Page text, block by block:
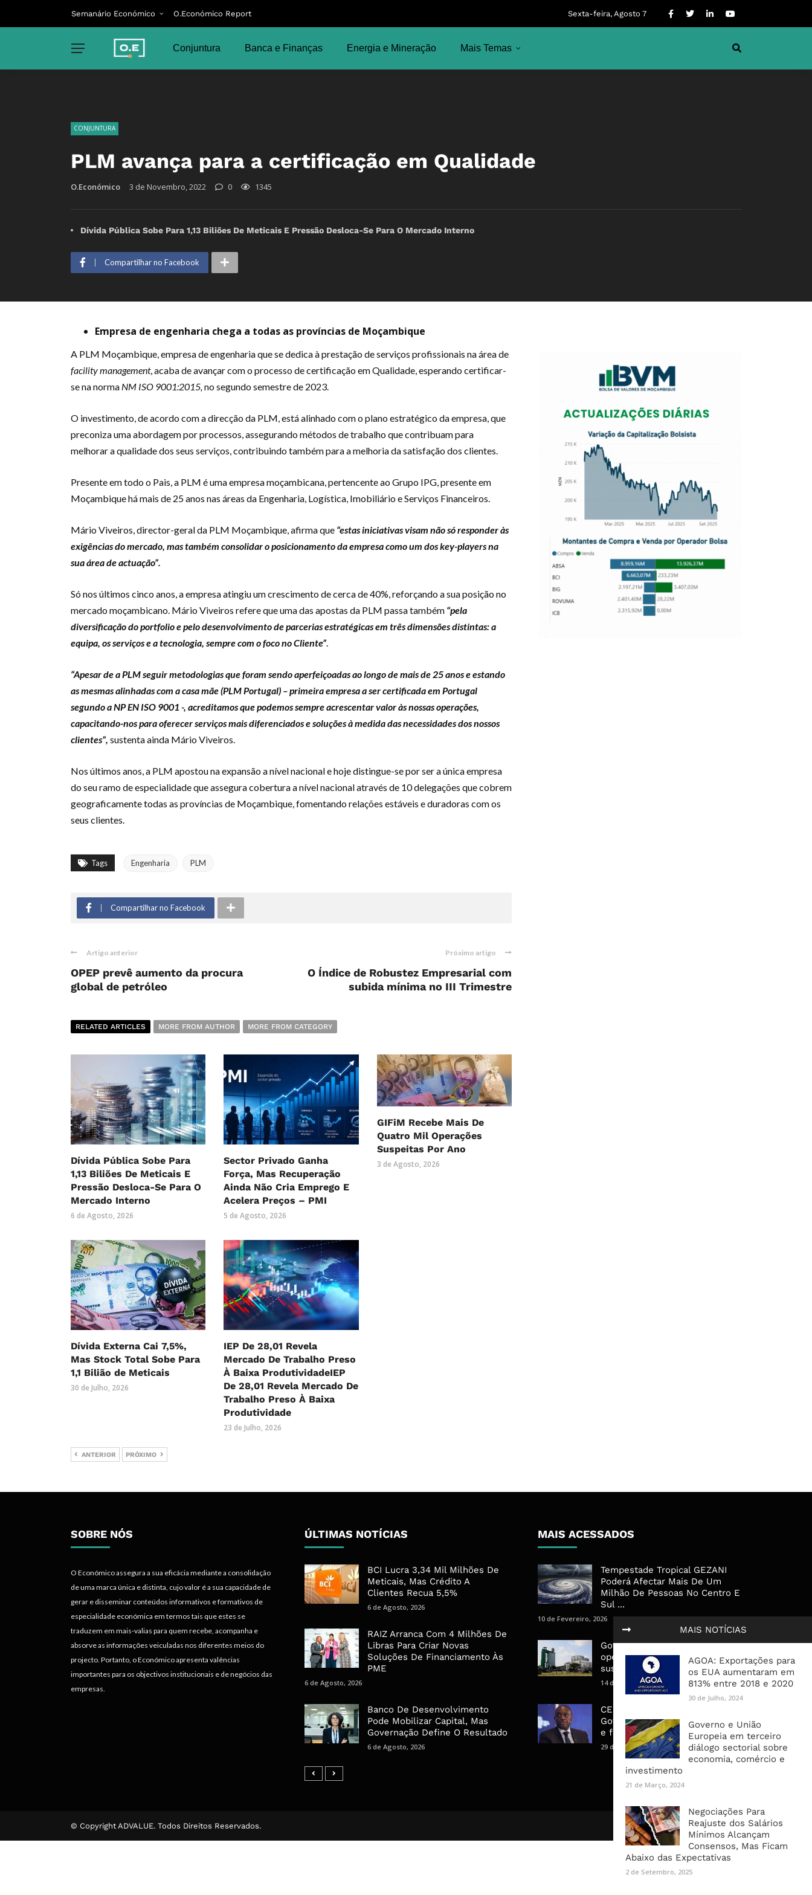
Semanário Económico O.Económico Report Sexta-feira, Agosto 7
Conjuntura Banca e Finanças Energia e Mineração Mais Temas
CONJUNTURA
PLM avança para a certificação em Qualidade
O.Económico 3 de Novembro, 2022 0 1345
Dívida Pública Sobe Para 1,13 Biliões De Meticais E Pressão Desloca-Se Para O Mercado Interno
Compartilhar no Facebook
Empresa de engenharia chega a todas as províncias de Moçambique
A PLM Moçambique, empresa de engenharia que se dedica à prestação de serviços profissionais na área de
facility management, acaba de avançar com o processo de certificação em Qualidade, esperando certificar-
se na norma NM ISO 9001:2015,no segundo semestre de 2023.
O investimento, de acordo com a direcção da PLM, está alinhado com o plano estratégico da empresa, que
preconiza uma abordagem por processos, assegurando métodos de trabalho que contribuam para
melhorar a qualidade dos seus serviços, contribuindo também para a melhoria da satisfação dos clientes.
Presente em todo o Pais, a PLM é uma empresa moçambicana, pertencente ao Grupo IPG, presente em
Moçambique há mais de 25 anos nas áreas da Engenharia, Logística, Imobiliário e Serviços Financeiros.
Mário Viveiros, director-geral da PLM Moçambique, afirma que “estas iniciativas visam não só responder às
exigências do mercado, mas também consolidar o posicionamento da empresa como um dos key-players na
sua área de actuação”.
Só nos últimos cinco anos, a empresa atingiu um crescimento de cerca de 40%, reforçando a sua posição no
mercado moçambicano. Mário Viveiros refere que uma das apostas da PLM passa também “pela
diversificação do portfolio e pelo desenvolvimento de parcerias estratégicas em três dimensões distintas: a
equipa, os serviços e a tecnologia, sempre com o foco no Cliente”.
“Apesar de a PLM seguir metodologias que foram sendo aperfeiçoadas ao longo de mais de 25 anos e estando
as mesmas alinhadas com a casa mãe (PLM Portugal) – primeira empresa a ser certificada em Portugal
segundo a NP EN ISO 9001 -, acreditamos que podemos sempre acrescentar valor às nossas operações,
capacitando-nos para oferecer serviços mais diferenciados e soluções à medida das necessidades dos nossos
clientes”, sustenta ainda Mário Viveiros.
Nos últimos anos, a PLM apostou na expansão a nível nacional e hoje distingue-se por ser a única empresa
do seu ramo de especialidade que assegura cobertura a nível nacional através de 10 delegações que cobrem
geograficamente todas as províncias de Moçambique, fomentando relações estáveis e duradoras com os
seus clientes.
Tags Engenharia PLM
Compartilhar no Facebook
Artigo anterior
OPEP prevê aumento da procura
global de petróleo
Próximo artigo
O Índice de Robustez Empresarial com
subida mínima no III Trimestre
RELATED ARTICLES MORE FROM AUTHOR MORE FROM CATEGORY
Dívida Pública Sobe Para
1,13 Biliões De Meticais E
Pressão Desloca-Se Para O
Mercado Interno
6 de Agosto, 2026
Sector Privado Ganha
Força, Mas Recuperação
Ainda Não Cria Emprego E
Acelera Preços – PMI
5 de Agosto, 2026
GIFiM Recebe Mais De
Quatro Mil Operações
Suspeitas Por Ano
3 de Agosto, 2026
Dívida Externa Cai 7,5%,
Mas Stock Total Sobe Para
1,1 Bilião de Meticais
30 de Julho, 2026
IEP De 28,01 Revela
Mercado De Trabalho Preso
À Baixa ProdutividadeIEP
De 28,01 Revela Mercado De
Trabalho Preso À Baixa
Produtividade
23 de Julho, 2026
ANTERIOR PRÓXIMO
MAIS NOTÍCIAS
AGOA: Exportações para
os EUA aumentaram em
813% entre 2018 e 2020
30 de Julho, 2024
Governo e União
Europeia em terceiro
diálogo sectorial sobre
economia, comércio e
investimento
21 de Março, 2024
Negociações Para
Reajuste dos Salários
Mínimos Alcançam
Consensos, Mas Ficam
Abaixo das Expectativas
2 de Setembro, 2025
SOBRE NÓS
O Económico assegura a sua eficácia mediante a consolidação
de uma marca única e distinta, cujo valor é a sua capacidade de
gerar e disseminar conteúdos informativos e formativos de
especialidade económica em termos tais que estes se
traduzem em mais-valias para quem recebe, acompanha e
absorve as informações veiculadas nos diferentes meios do
projecto. Portanto, o Económico apresenta valências
importantes para os objectivos institucionais e de negócios das
empresas.
ÚLTIMAS NOTÍCIAS
BCI Lucra 3,34 Mil Milhões De
Meticais, Mas Crédito A
Clientes Recua 5,5%
6 de Agosto, 2026
RAIZ Arranca Com 4 Milhões De
Libras Para Criar Novas
Soluções De Financiamento Às
PME
6 de Agosto, 2026
Banco De Desenvolvimento
Pode Mobilizar Capital, Mas
Governação Define O Resultado
6 de Agosto, 2026
MAIS ACESSADOS
Tempestade Tropical GEZANI
Poderá Afectar Mais De Um
Milhão De Pessoas No Centro E
Sul ...
10 de Fevereiro, 2026
Governo admite nova
operadora para a Mozal após
suspensão das operações
14 de Março, 2026
CEO do Standard Bank pede ao
Governo que “saia do caminho”
e facilite os negócios
29 de Janeiro, 2025
© Copyright ADVALUE. Todos Direitos Reservados.